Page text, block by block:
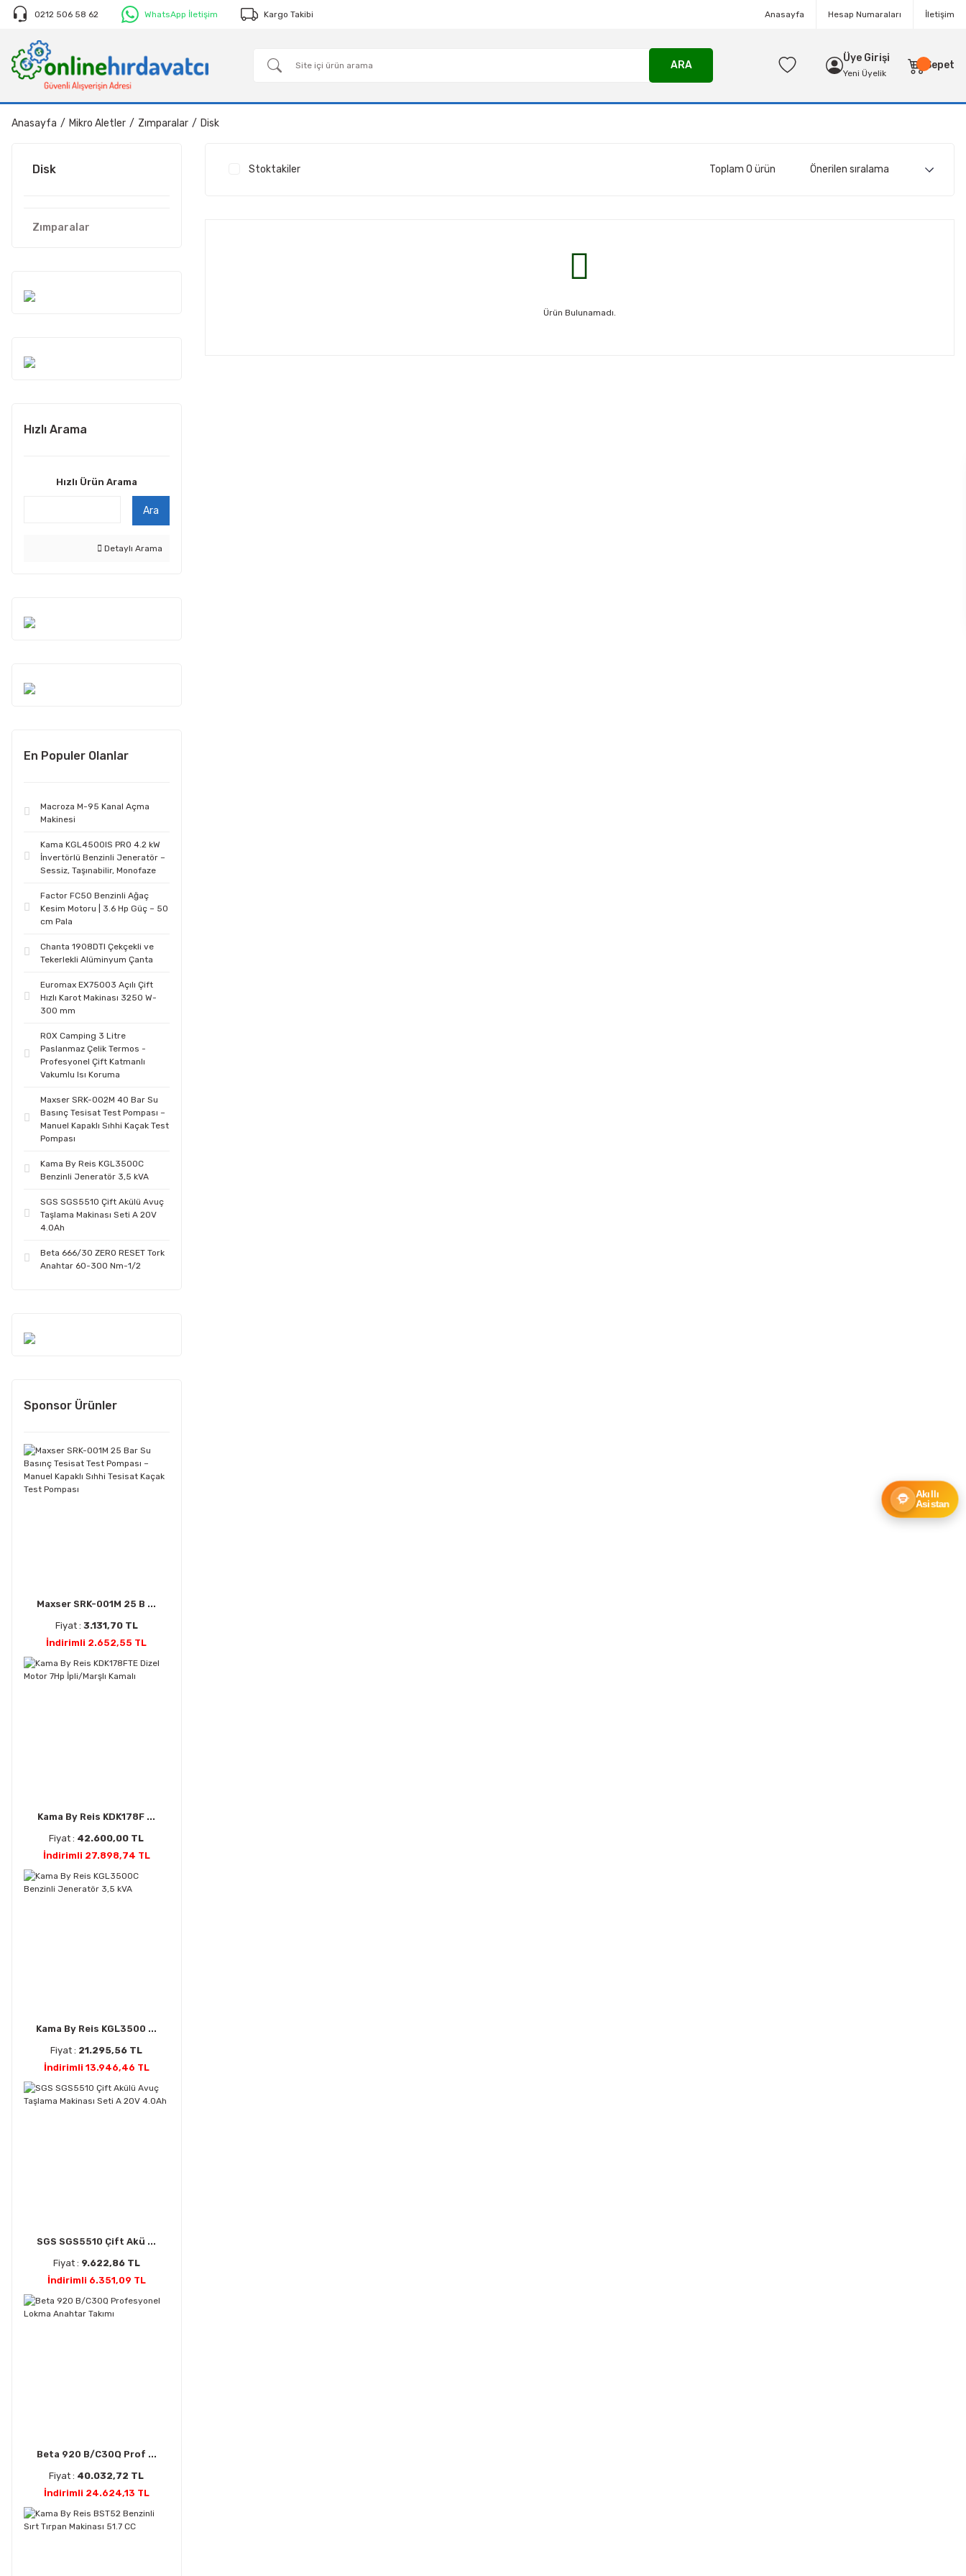
0212 506 58 62 WhatsApp İletişim Kargo Takibi Anasayfa Hesap Numaraları İletişim
ARA
Üye Girişi
Yeni Üyelik
Sepet
Anasayfa Mikro Aletler Zımparalar Disk
Disk
Zımparalar
Hızlı Arama
Hızlı Ürün Arama
Ara
Detaylı Arama
En Populer Olanlar
Macroza M-95 Kanal Açma
Makinesi
Kama KGL4500IS PRO 4.2 kW
İnvertörlü Benzinli Jeneratör –
Sessiz, Taşınabilir, Monofaze
Factor FC50 Benzinli Ağaç
Kesim Motoru | 3.6 Hp Güç – 50
cm Pala
Chanta 1908DTI Çekçekli ve
Tekerlekli Alüminyum Çanta
Euromax EX75003 Açılı Çift
Hızlı Karot Makinası 3250 W-
300 mm
ROX Camping 3 Litre
Paslanmaz Çelik Termos -
Profesyonel Çift Katmanlı
Vakumlu Isı Koruma
Maxser SRK-002M 40 Bar Su
Basınç Tesisat Test Pompası –
Manuel Kapaklı Sıhhi Kaçak Test
Pompası
Kama By Reis KGL3500C
Benzinli Jeneratör 3,5 kVA
SGS SGS5510 Çift Akülü Avuç
Taşlama Makinası Seti A 20V
4.0Ah
Beta 666/30 ZERO RESET Tork
Anahtar 60-300 Nm-1/2
Sponsor Ürünler
Maxser SRK-001M 25 B ...
Fiyat : 3.131,70 TL
İndirimli 2.652,55 TL
Kama By Reis KDK178F ...
Fiyat : 42.600,00 TL
İndirimli 27.898,74 TL
Kama By Reis KGL3500 ...
Fiyat : 21.295,56 TL
İndirimli 13.946,46 TL
SGS SGS5510 Çift Akü ...
Fiyat : 9.622,86 TL
İndirimli 6.351,09 TL
Beta 920 B/C30Q Prof ...
Fiyat : 40.032,72 TL
İndirimli 24.624,13 TL
Stoktakiler Toplam 0 ürün
Ürün Bulunamadı.
Akıllı
Asistan